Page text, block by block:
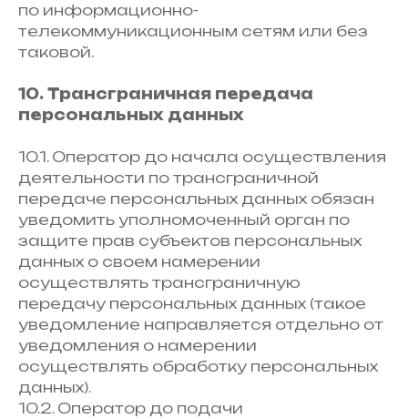
по информационно-
телекоммуникационным сетям или без
таковой.
10. Трансграничная передача
персональных данных
10.1. Оператор до начала осуществления
деятельности по трансграничной
передаче персональных данных обязан
уведомить уполномоченный орган по
защите прав субъектов персональных
данных о своем намерении
осуществлять трансграничную
передачу персональных данных (такое
уведомление направляется отдельно от
уведомления о намерении
осуществлять обработку персональных
данных).
10.2. Оператор до подачи